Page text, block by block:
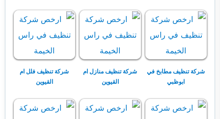
شركة تنظيف مطابخ في
ابوظبي
شركة تنظيف منازل ام
القيوين
شركة تنظيف فلل ام
القيوين